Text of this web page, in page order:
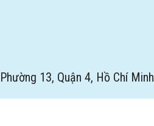
13, Quận 4, Hồ Chí Minh